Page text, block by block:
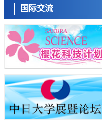
科学研究
近畿大学等发现植物染料“日本
成为新型功能性材料
科学研究
群马大学开发针对难治性癫痫的
子抑制发作
科学研究
九州大学揭示夜间眼压升高机制
科学研究
东京都产技研采用新手法开发
证电容器可在汽车发动机等高温
经济・社会
日本生成式AI使用者占比一年内
国际交流
流员
小岩井忠道